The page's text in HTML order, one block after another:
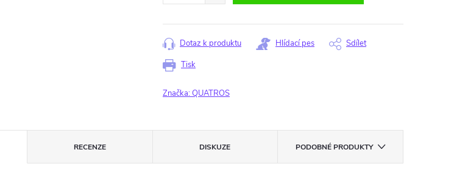
Tisk
Dotaz k produktu Hlídací pes Sdílet
Značka:QUATROS
RECENZE DISKUZE PODOBNÉ PRODUKTY